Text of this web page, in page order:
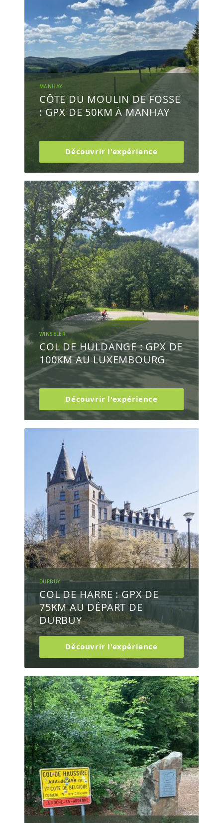
MANHAY
CÔTE DU MOULIN DE FOSSE
: GPX DE 50KM À MANHAY
Découvrir l'expérience
WINSELER
COL DE HULDANGE : GPX DE
100KM AU LUXEMBOURG
Découvrir l'expérience
DURBUY
COL DE HARRE : GPX DE
75KM AU DÉPART DE
DURBUY
Découvrir l'expérience